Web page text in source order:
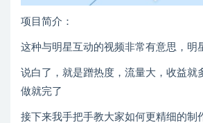
项目简介：
这种与明星互动的视频非常有意思，明
说白了，就是蹭热度，流量大，收益就
做就完了
接下来我手把手教大家如何更精细的制